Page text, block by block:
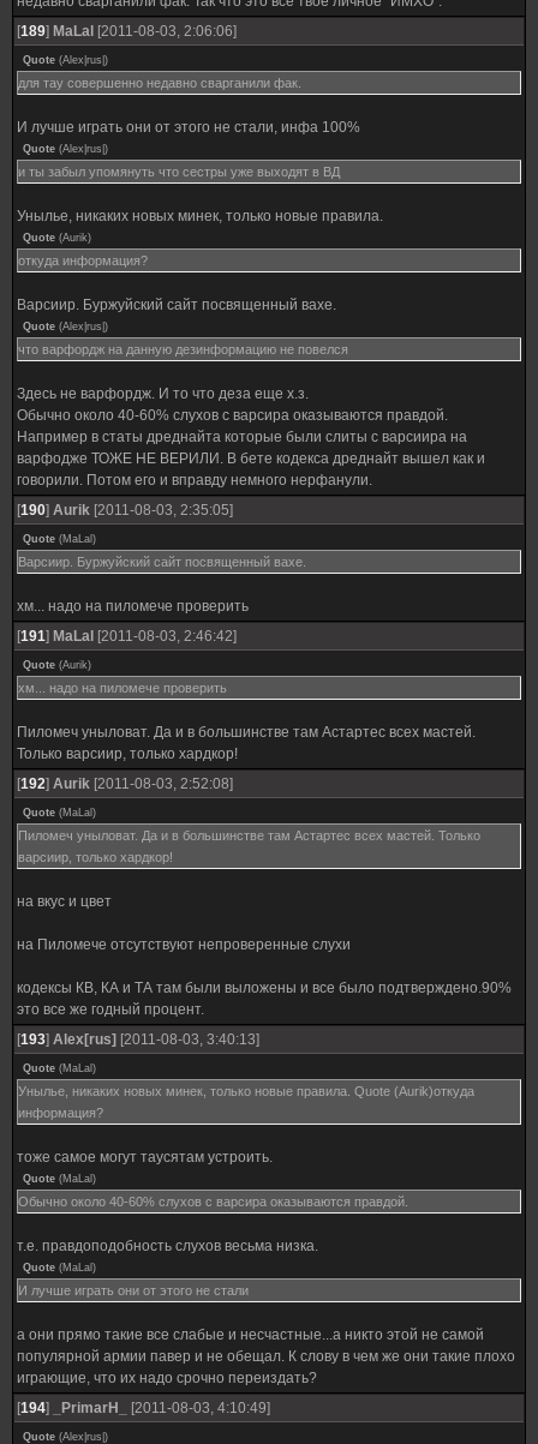
[189] MaLal [2011-08-03, 2:06:06]
Quote (Alex|rus| )
для тау совершенно недавно сварганили фак.
И лучше играть они от этого не стали, инфа 100%
Quote (Alex|rus| )
и ты забыл упомянуть что сестры уже выходят в ВД
Унылье, никаких новых минек, только новые правила.
Quote (Aurik)
откуда информация?
Варсиир. Буржуйский сайт посвященный вахе.
Quote (Alex|rus| )
что варфордж на данную дезинформацию не повелся
Здесь не варфордж. И то что деза еще х.з.
Обычно около 40-60% слухов с варсира оказываются правдой.
Например в статы дреднайта которые были слиты с варсиира на
варфодже ТОЖЕ НЕ ВЕРИЛИ. В бете кодекса дреднайт вышел как и
говорили. Потом его и вправду немного нерфанули.
[190] Aurik [2011-08-03, 2:35:05]
Quote (MaLal )
Варсиир. Буржуйский сайт посвященный вахе.
хм... надо на пиломече проверить
[191] MaLal [2011-08-03, 2:46:42]
Quote (Aurik)
хм... надо на пиломече проверить
Пиломеч уныловат. Да и в большинстве там Астартес всех мастей.
Только варсиир, только хардкор!
[192] Aurik [2011-08-03, 2:52:08]
Quote (MaLal )
Пиломеч уныловат. Да и в большинстве там Астартес всех мастей. Только
варсиир, только хардкор!
на вкус и цвет
на Пиломече отсутствуют непроверенные слухи
кодексы КВ, КА и ТА там были выложены и все было подтверждено.90%
это все же годный процент.
[193] Alex[rus] [2011-08-03, 3:40:13]
Quote (MaLal )
Унылье, никаких новых минек, только новые правила. Quote (Aurik)откуда
информация?
тоже самое могут таусятам устроить.
Quote (MaLal )
Обычно около 40-60% слухов с варсира оказываются правдой.
т.е. правдоподобность слухов весьма низка.
Quote (MaLal )
И лучше играть они от этого не стали
а они прямо такие все слабые и несчастные...а никто этой не самой
популярной армии павер и не обещал. К слову в чем же они такие плохо
играющие, что их надо срочно переиздать?
[194] _PrimarH_ [2011-08-03, 4:10:49]
Quote (Alex|rus| )